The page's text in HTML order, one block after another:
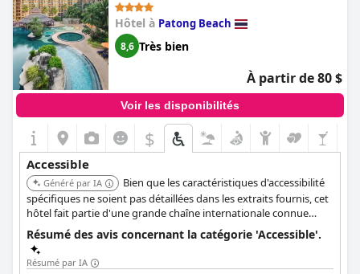
Hôtel à Patong Beach
8,6 Très bien
À partir de 80 $
Voir les disponibilités
$
Accessible
Généré par IA
Bien que les caractéristiques d'accessibilité
spécifiques ne soient pas détaillées dans les extraits fournis, cet
hôtel fait partie d'une grande chaîne internationale connue
pour offrir des options accessibles et est situé à Patong.
Résumé des avis concernant la catégorie 'Accessible'.
Résumé par IA